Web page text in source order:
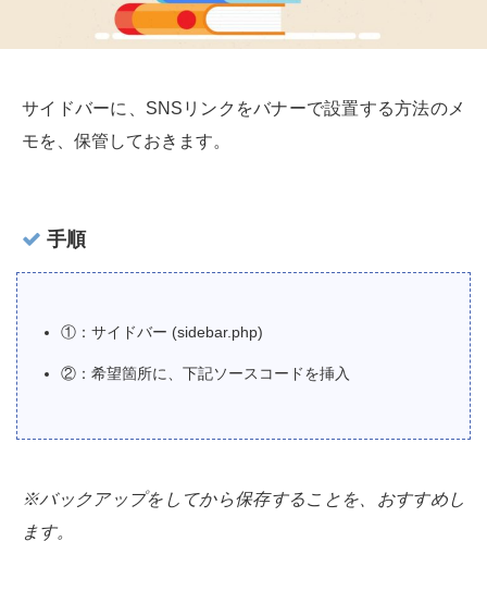
サイドバーに、SNSリンクをバナーで設置する方法のメ
モを、保管しておきます。
手順
①：サイドバー (sidebar.php)
②：希望箇所に、下記ソースコードを挿入
※バックアップをしてから保存することを、おすすめし
ます。